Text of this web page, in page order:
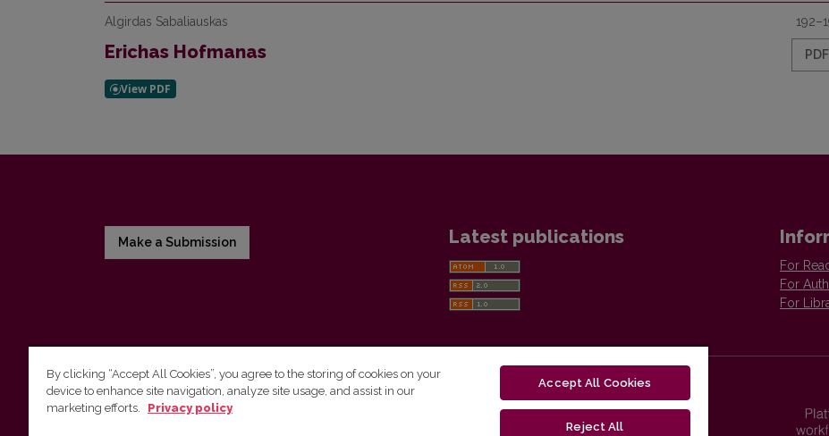
Algirdas Sabaliauskas
Erichas Hofmanas PDF
Make a Submission Latest publications
For
For
For
Vilnius University Press
By clicking “Accept All Cookies”, you agree to the storing of cookies on your
device to enhance site navigation, analyze site usage, and assist in our
marketing efforts.
Privacy policy
Accept All Cookies
Reject All